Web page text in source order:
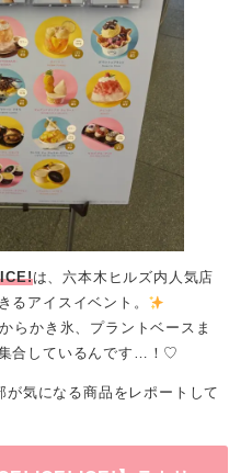
は、六本木ヒルズ内人気店
るアイスイベント。
らかき氷、プラントベースま
合しているんです…！♡
気になる商品をレポートして